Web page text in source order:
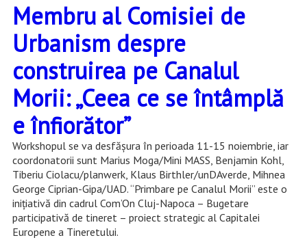
Membru al Comisiei de
Urbanism despre
construirea pe Canalul
Morii: „Ceea ce se întâmplă
e înfiorător”
Workshopul se va desfășura în perioada 11-15 noiembrie, iar
coordonatorii sunt Marius Moga/Mini MASS, Benjamin Kohl,
Tiberiu Ciolacu/planwerk, Klaus Birthler/unDAverde, Mihnea
George Ciprian-Gipa/UAD. “Primbare pe Canalul Morii” este o
inițiativă din cadrul Com’On Cluj-Napoca – Bugetare
participativă de tineret – proiect strategic al Capitalei
Europene a Tineretului.